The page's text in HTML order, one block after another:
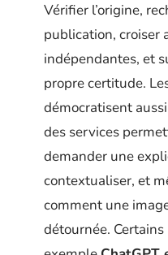
Vérifier l’origine,
publication, croiser
indépendantes, et
propre certitude.
démocratisent
des services
demander une
contextualiser, et
comment une
détournée.